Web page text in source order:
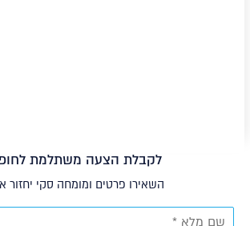
לקבלת הצעה משתלמת
השאירו פרטים ומומחה סקי יחזור